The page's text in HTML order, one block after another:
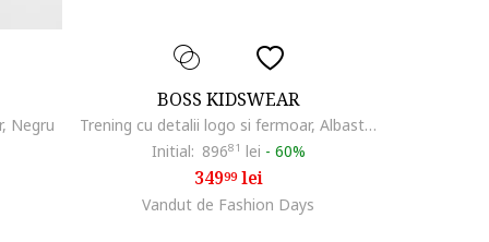
Negru
BOSS KIDSWEAR
Trening cu detalii logo si fermoar, Albastru glaciar
Initial: 89681 lei - 60%
34999lei
Vandut de Fashion Days